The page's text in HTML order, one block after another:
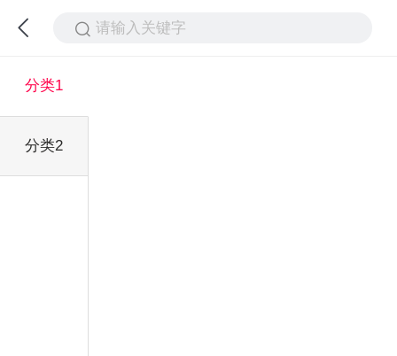
请输入关键字
分类1
分类2